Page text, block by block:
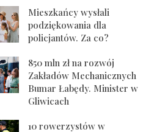
Mieszkańcy wysłali
podziękowania dla
policjantów. Za co?
850 mln zł na rozwój
Zakładów Mechanicznych
Bumar Łabędy. Minister w
Gliwicach
10 rowerzystów w